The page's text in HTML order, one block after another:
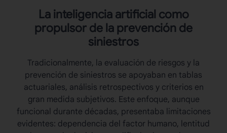
La inteligencia artificial como
propulsor de la prevención de
siniestros
Tradicionalmente, la evaluación de riesgos y la
prevención de siniestros se apoyaban en tablas
actuariales, análisis retrospectivos y criterios en
gran medida subjetivos. Este enfoque, aunque
funcional durante décadas, presentaba limitaciones
evidentes: dependencia del factor humano, lentitud